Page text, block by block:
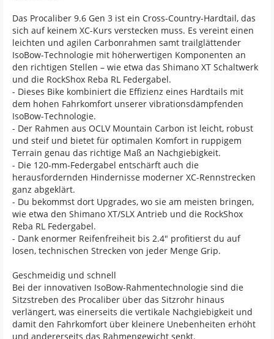
Das Procaliber 9.6 Gen 3 ist ein Cross-Country-Hardtail, das
sich auf keinem XC-Kurs verstecken muss. Es vereint einen
leichten und agilen Carbonrahmen samt trailglättender
IsoBow-Technologie mit höherwertigen Komponenten an
den richtigen Stellen – wie etwa das Shimano XT Schaltwerk
und die RockShox Reba RL Federgabel.
- Dieses Bike kombiniert die Effizienz eines Hardtails mit
dem hohen Fahrkomfort unserer vibrationsdämpfenden
IsoBow-Technologie.
- Der Rahmen aus OCLV Mountain Carbon ist leicht, robust
und steif und bietet für optimalen Komfort in ruppigem
Terrain genau das richtige Maß an Nachgiebigkeit.
- Die 120-mm-Federgabel entschärft auch die
herausfordernden Hindernisse moderner XC-Rennstrecken
ganz abgeklärt.
- Du bekommst dort Upgrades, wo sie am meisten bringen,
wie etwa den Shimano XT/SLX Antrieb und die RockShox
Reba RL Federgabel.
- Dank enormer Reifenfreiheit bis 2.4" profitierst du auf
losen, technischen Strecken von jeder Menge Grip.
Geschmeidig und schnell
Bei der innovativen IsoBow-Rahmentechnologie sind die
Sitzstreben des Procaliber über das Sitzrohr hinaus
verlängert, was einerseits die vertikale Nachgiebigkeit und
damit den Fahrkomfort über kleinere Unebenheiten erhöht
und andererseits das Rahmengewicht senkt.